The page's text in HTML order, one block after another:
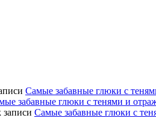
Самые забавные глюки с
забавные глюки с тенями и
записи Самые забавные глюки с